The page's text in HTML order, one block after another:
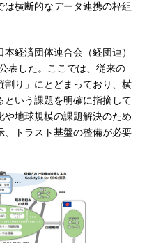
は横断的なデータ連携の枠組
経済団体連合会（経団連）
表した。ここでは、従来の
割り」にとどまっており、横
という課題を明確に指摘して
や地球規模の課題解決のため
、トラスト基盤の整備が必要